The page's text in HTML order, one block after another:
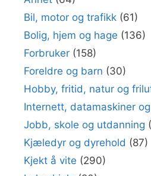
Bil, motor og trafikk (61)
Bolig, hjem og hage (136)
Forbruker (158)
Foreldre og barn (30)
Hobby, fritid, natur og
Internett, datamaskiner
Jobb, skole og utdanning
Kjæledyr og dyrehold (87)
Kjekt å vite (290)